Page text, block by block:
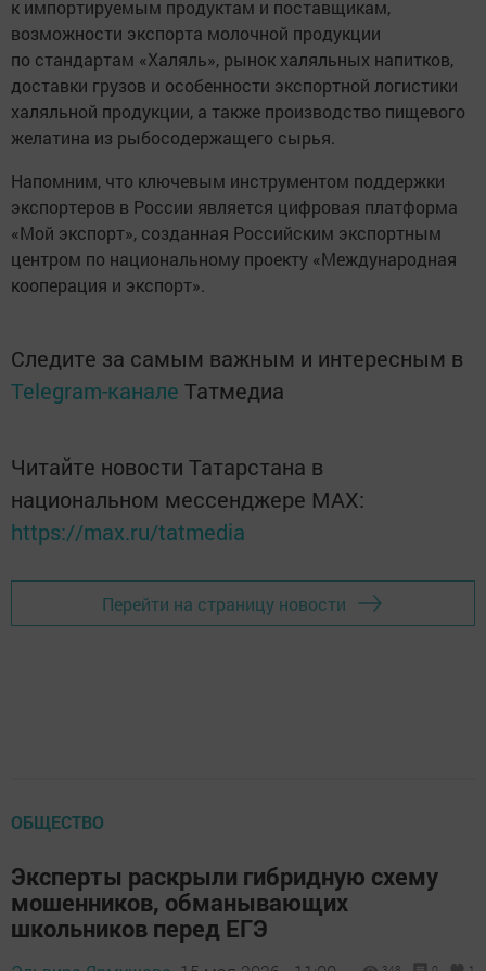
к импортируемым продуктам и поставщикам,
возможности экспорта молочной продукции
по стандартам «Халяль», рынок халяльных напитков,
доставки грузов и особенности экспортной логистики
халяльной продукции, а также производство пищевого
желатина из рыбосодержащего сырья.
Напомним, что ключевым инструментом поддержки
экспортеров в России является цифровая платформа
«Мой экспорт», созданная Российским экспортным
центром по национальному проекту «Международная
кооперация и экспорт».
Следите за самым важным и интересным в
Telegram-канале Татмедиа
Читайте новости Татарстана в
национальном мессенджере MАХ:
https://max.ru/tatmedia
Перейти на страницу новости
ОБЩЕСТВО
Эксперты раскрыли гибридную схему
мошенников, обманывающих
школьников перед ЕГЭ